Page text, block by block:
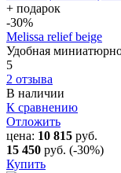
+ подарок
-30%
Melissa relief beige
Удобная
5
2 отзыва
В наличии
К сравнению
Отложить
цена: 10 815 руб.
15 450 руб. (-30%)
Купить